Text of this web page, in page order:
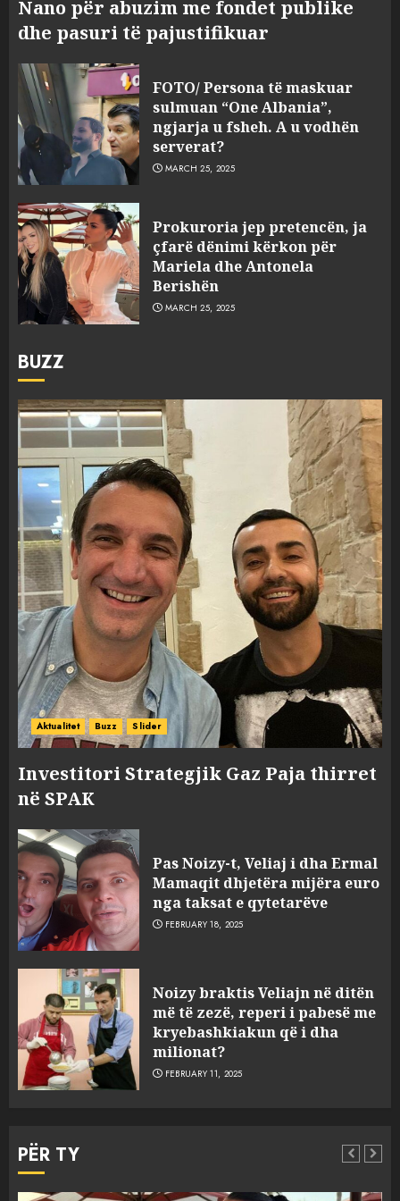
Nano për abuzim me fondet publike
dhe pasuri të pajustifikuar
FOTO/ Persona të maskuar
sulmuan “One Albania”,
ngjarja u fsheh. A u vodhën
serverat?
MARCH 25, 2025
Prokuroria jep pretencën, ja
çfarë dënimi kërkon për
Mariela dhe Antonela
Berishën
MARCH 25, 2025
BUZZ
Aktualitet Buzz Slider
Investitori Strategjik Gaz Paja thirret
në SPAK
Pas Noizy-t, Veliaj i dha Ermal
Mamaqit dhjetëra mijëra euro
nga taksat e qytetarëve
FEBRUARY 18, 2025
Noizy braktis Veliajn në ditën
më të zezë, reperi i pabesë me
kryebashkiakun që i dha
milionat?
FEBRUARY 11, 2025
PËR TY
3
sulmuan “One Albania”,
ngjarja u fsheh. A u vodhën
serverat?
MARCH 25, 2025
MARCH 25, 2025